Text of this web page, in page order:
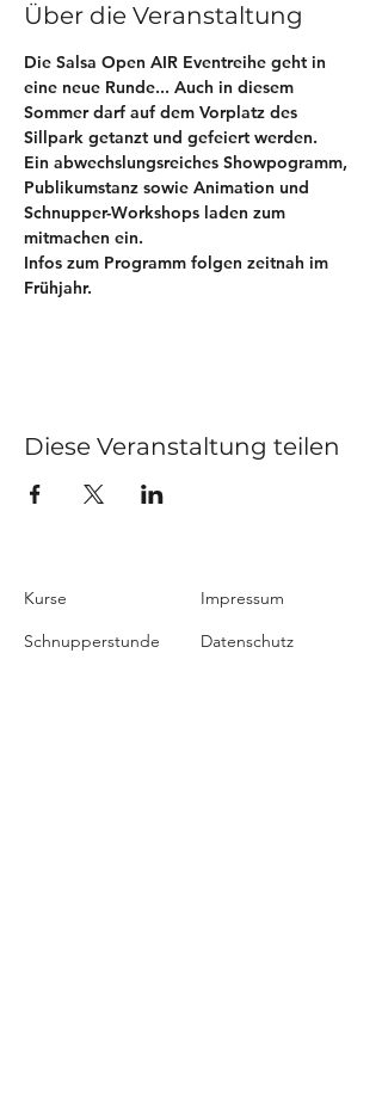
Über die Veranstaltung
Die Salsa Open AIR Eventreihe geht in
eine neue Runde... Auch in diesem
Sommer darf auf dem Vorplatz des
Sillpark getanzt und gefeiert werden.
Ein abwechslungsreiches Showpogramm,
Publikumstanz sowie Animation und
Schnupper-Workshops laden zum
mitmachen ein.
Infos zum Programm folgen zeitnah im
Frühjahr.
Diese Veranstaltung teilen
Kurse
Schnupperstunde
Impressum
Datenschutz